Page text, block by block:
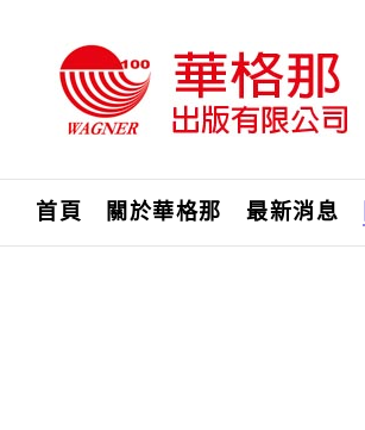
首頁 關於華格那 最新消息